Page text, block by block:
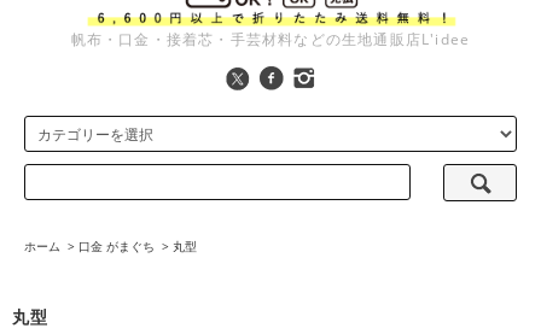
帆布・口金・接着芯・手芸材料などの生地通販店L'idee
ホーム > 口金 がまぐち > 丸型
丸型